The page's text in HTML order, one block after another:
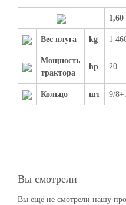
1,60
Вес плуга kg 1
Мощность
трактора
hp 20
Кольцо шт 9/
Вы смотрели
Вы ещё не смотрели нашу